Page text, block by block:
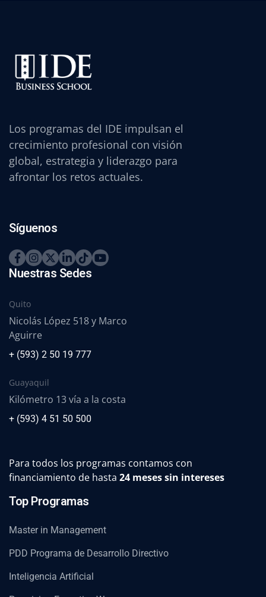
Los programas del IDE impulsan el
crecimiento profesional con visión
global, estrategia y liderazgo para
afrontar los retos actuales.
Síguenos
Nuestras Sedes
Quito
Nicolás López 518 y Marco
Aguirre
+ (593) 2 50 19 777
Guayaquil
Kilómetro 13 vía a la costa
+ (593) 4 51 50 500
Para todos los programas contamos con
financiamiento de hasta 24 meses sin intereses
Top Programas
Master in Management
PDD Programa de Desarrollo Directivo
Inteligencia Artificial